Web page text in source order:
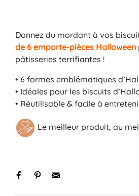
Donnez du mordant à vos
de 6 emporte-pièces Halloween
pâtisseries terrifiantes !
• 6 formes emblématiques
• Idéales pour les biscuits
• Réutilisable & facile à
Le meilleur produit, au